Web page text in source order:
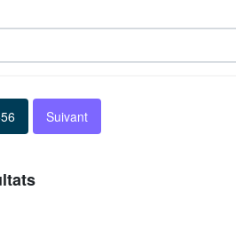
Suivant